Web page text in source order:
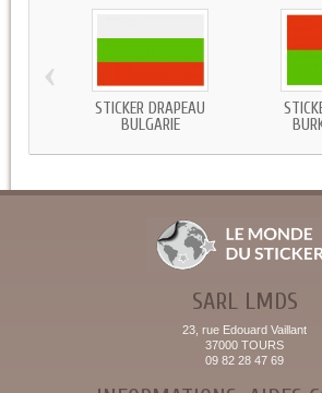
STICKER DRAPEAU
BULGARIE
‹
SARL LMDS
23, rue Edouard Vaillant
37000 TOURS
09 82 28 47 69